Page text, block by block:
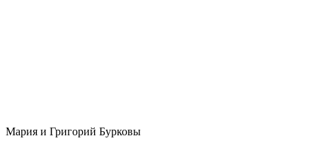
Мария и Григорий Бурковы